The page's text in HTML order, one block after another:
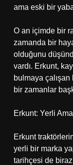
ama eski bir
O an içimde bir
zamanda bir
olduğunu
vardı. Erkunt,
bulmaya
bir zamanlar
Erkunt: Yerli
Erkunt
yerli bir marka
tarihçesi de